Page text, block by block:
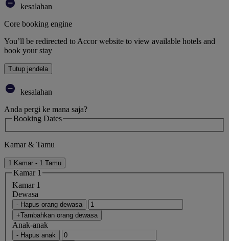
kesalahan
Core booking engine
You’ll be redirected to Accor website to view available hotels and
book your stay
Tutup jendela
kesalahan
Anda pergi ke mana saja?
Booking Dates
Kamar & Tamu
1 Kamar - 1 Tamu
Kamar 1
Kamar 1
Dewasa
- Hapus orang dewasa
+Tambahkan orang dewasa
Anak-anak
- Hapus anak